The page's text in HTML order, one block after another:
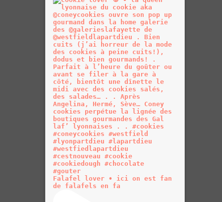
Falafel lover • ici on est fan
de falafels en fa